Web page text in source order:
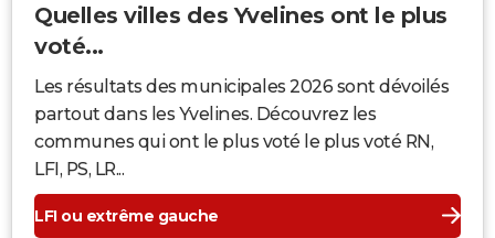
Quelles villes des Yvelines ont le plus
voté...
Les résultats des municipales 2026 sont dévoilés
partout dans les Yvelines. Découvrez les
communes qui ont le plus voté le plus voté RN,
LFI, PS, LR...
LFI ou extrême gauche